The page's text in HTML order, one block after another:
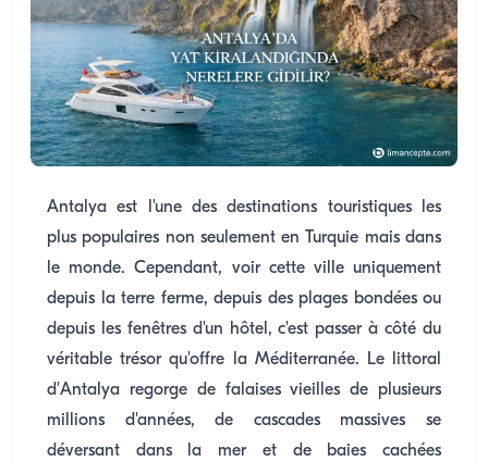
Antalya est l'une des destinations touristiques les
plus populaires non seulement en Turquie mais dans
le monde. Cependant, voir cette ville uniquement
depuis la terre ferme, depuis des plages bondées ou
depuis les fenêtres d'un hôtel, c'est passer à côté du
véritable trésor qu'offre la Méditerranée. Le littoral
d'Antalya regorge de falaises vieilles de plusieurs
millions d'années, de cascades massives se
déversant dans la mer et de baies cachées